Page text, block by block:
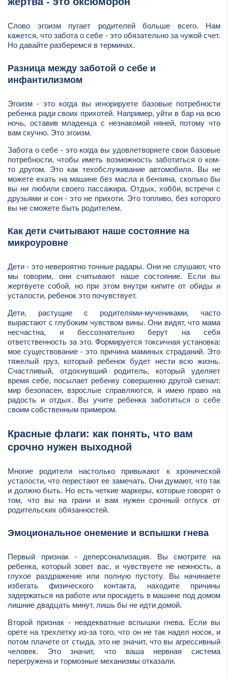
Слово эгоизм пугает родителей больше всего. Нам
кажется, что забота о себе - это обязательно за чужой счет.
Но давайте разберемся в терминах.
Разница между заботой о себе и
инфантилизмом
Эгоизм - это когда вы игнорируете базовые потребности
ребенка ради своих прихотей. Например, уйти в бар на всю
ночь, оставив младенца с незнакомой няней, потому что
вам скучно. Это эгоизм.
Забота о себе - это когда вы удовлетворяете свои базовые
потребности, чтобы иметь возможность заботиться о ком-
то другом. Это как техобслуживание автомобиля. Вы не
можете ехать на машине без масла и бензина, сколько бы
вы ни любили своего пассажира. Отдых, хобби, встречи с
друзьями и сон - это не прихоти. Это топливо, без которого
вы не сможете быть родителем.
Как дети считывают наше состояние на
микроуровне
Дети - это невероятно точные радары. Они не слушают, что
мы говорим, они считывают наше состояние. Если вы
жертвуете собой, но при этом внутри кипите от обиды и
усталости, ребенок это почувствует.
Дети, растущие с родителями-мучениками, часто
вырастают с глубоким чувством вины. Они видят, что мама
несчастна, и бессознательно берут на себя
ответственность за это. Формируется токсичная установка:
мое существование - это причина маминых страданий. Это
тяжелый груз, который ребенок будет нести всю жизнь.
Счастливый, отдохнувший родитель, который уделяет
время себе, посылает ребенку совершенно другой сигнал:
мир безопасен, взрослые справляются, я имею право на
радость и отдых. Вы учите ребенка заботиться о себе
своим собственным примером.
Красные флаги: как понять, что вам
срочно нужен выходной
Многие родители настолько привыкают к хронической
усталости, что перестают ее замечать. Они думают, что так
и должно быть. Но есть четкие маркеры, которые говорят о
том, что вы на грани и вам нужен срочный отпуск от
родительских обязанностей.
Эмоциональное онемение и вспышки гнева
Первый признак - деперсонализация. Вы смотрите на
ребенка, который зовет вас, и чувствуете не нежность, а
глухое раздражение или полную пустоту. Вы начинаете
избегать физического контакта, находите причины
задержаться на работе или просидеть в машине под домом
лишние двадцать минут, лишь бы не идти домой.
Второй признак - неадекватные вспышки гнева. Если вы
орете на трехлетку из-за того, что он не так надел носок, и
потом плачете от стыда, это не значит, что вы агрессивный
человек. Это значит, что ваша нервная система
перегружена и тормозные механизмы отказали.